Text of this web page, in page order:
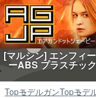
[マルシン] エンフィ
ーABS プラスチッ
TopモデルガンTopモデ